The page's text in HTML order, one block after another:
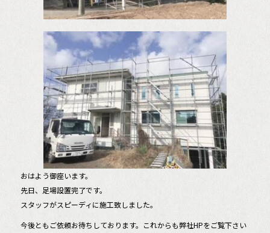
おはよう御座います。
先日、足場設置完了です。
スタッフがスピーディに施工致しました。
今後ともご依頼お待ちしております。これからも弊社HPをご覧下さい